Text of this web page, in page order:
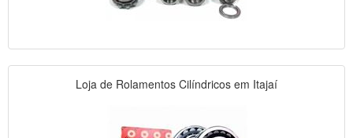
Loja de Rolamentos Cilíndricos em Itajaí